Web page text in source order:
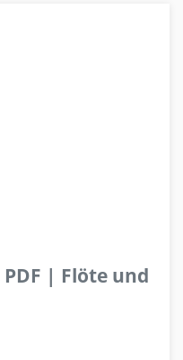
| Flöte und